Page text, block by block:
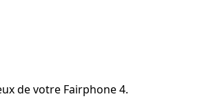
de votre Fairphone 4.